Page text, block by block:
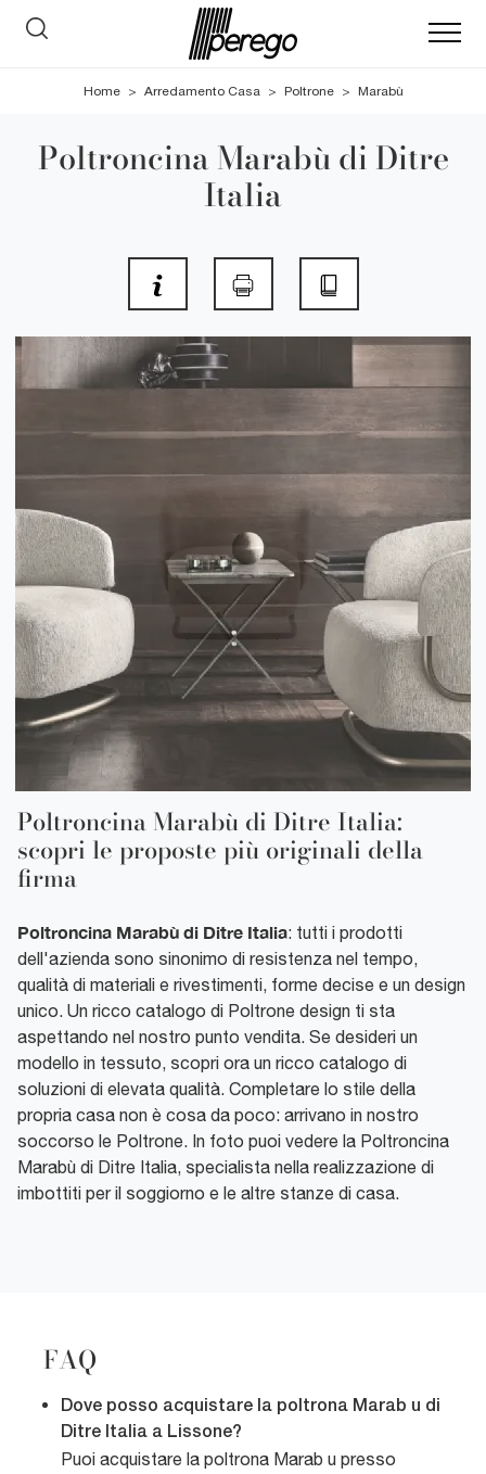
Home > Arredamento Casa > Poltrone > Marabù
Poltroncina Marabù di Ditre
Italia
Poltroncina Marabù di Ditre Italia:
scopri le proposte più originali della
firma
Poltroncina Marabù di Ditre Italia: tutti i prodotti
dell'azienda sono sinonimo di resistenza nel tempo,
qualità di materiali e rivestimenti, forme decise e un design
unico. Un ricco catalogo di Poltrone design ti sta
aspettando nel nostro punto vendita. Se desideri un
modello in tessuto, scopri ora un ricco catalogo di
soluzioni di elevata qualità. Completare lo stile della
propria casa non è cosa da poco: arrivano in nostro
soccorso le Poltrone. In foto puoi vedere la Poltroncina
Marabù di Ditre Italia, specialista nella realizzazione di
imbottiti per il soggiorno e le altre stanze di casa.
FAQ
Dove posso acquistare la poltrona Marab u di
Ditre Italia a Lissone?
Puoi acquistare la poltrona Marab u presso